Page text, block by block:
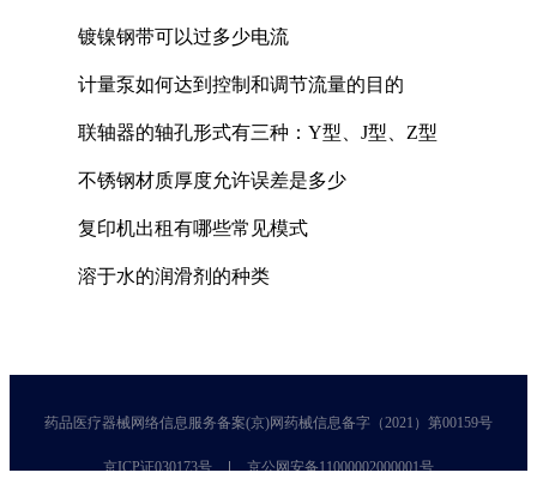
镀镍钢带可以过多少电流
计量泵如何达到控制和调节流量的目的
联轴器的轴孔形式有三种：Y型、J型、Z型
不锈钢材质厚度允许误差是多少
复印机出租有哪些常见模式
溶于水的润滑剂的种类
药品医疗器械网络信息服务备案(京)网药械信息备字（2021）第00159号
京ICP证030173号 京公网安备11000002000001号